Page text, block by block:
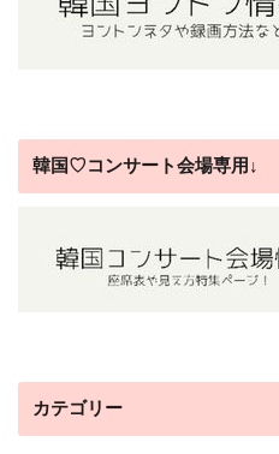
韓国♡コンサート会場専用↓
カテゴリー